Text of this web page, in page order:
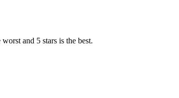
and 5 stars is the best.